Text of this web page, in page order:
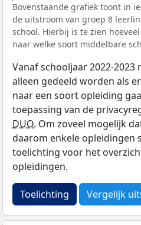
Bovenstaande grafiek toont in
de uitstroom van groep 8
school. Hierbij is te zien
naar welke soort middelbare
Vanaf schooljaar 2022-2023
alleen gedeeld worden als
naar een soort opleiding
toepassing van de
DUO. Om zoveel mogelijk
daarom enkele opleidingen
toelichting voor het
opleidingen.
Toelichting Vergelijk